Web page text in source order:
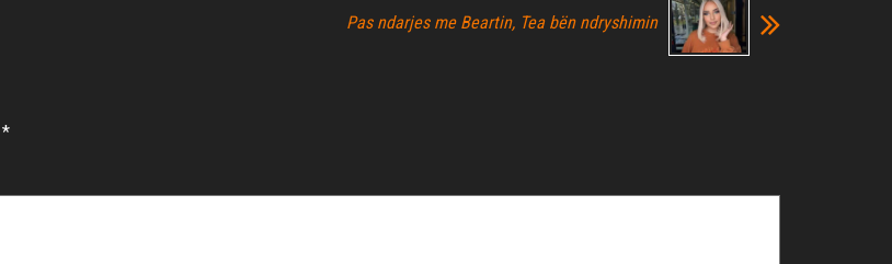
Pas ndarjes me Beartin, Tea bën ndryshimin
*